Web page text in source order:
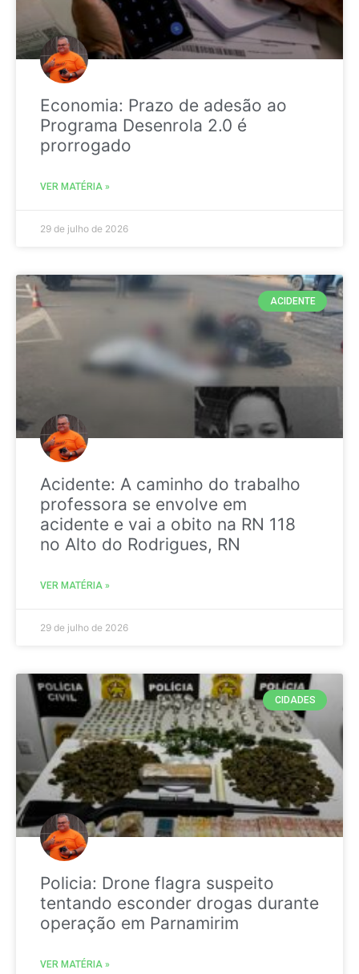
Economia: Prazo de adesão ao
Programa Desenrola 2.0 é
prorrogado
VER MATÉRIA »
29 de julho de 2026
ACIDENTE
Acidente: A caminho do trabalho
professora se envolve em
acidente e vai a obito na RN 118
no Alto do Rodrigues, RN
VER MATÉRIA »
29 de julho de 2026
CIDADES
Policia: Drone flagra suspeito
tentando esconder drogas durante
operação em Parnamirim
VER MATÉRIA »